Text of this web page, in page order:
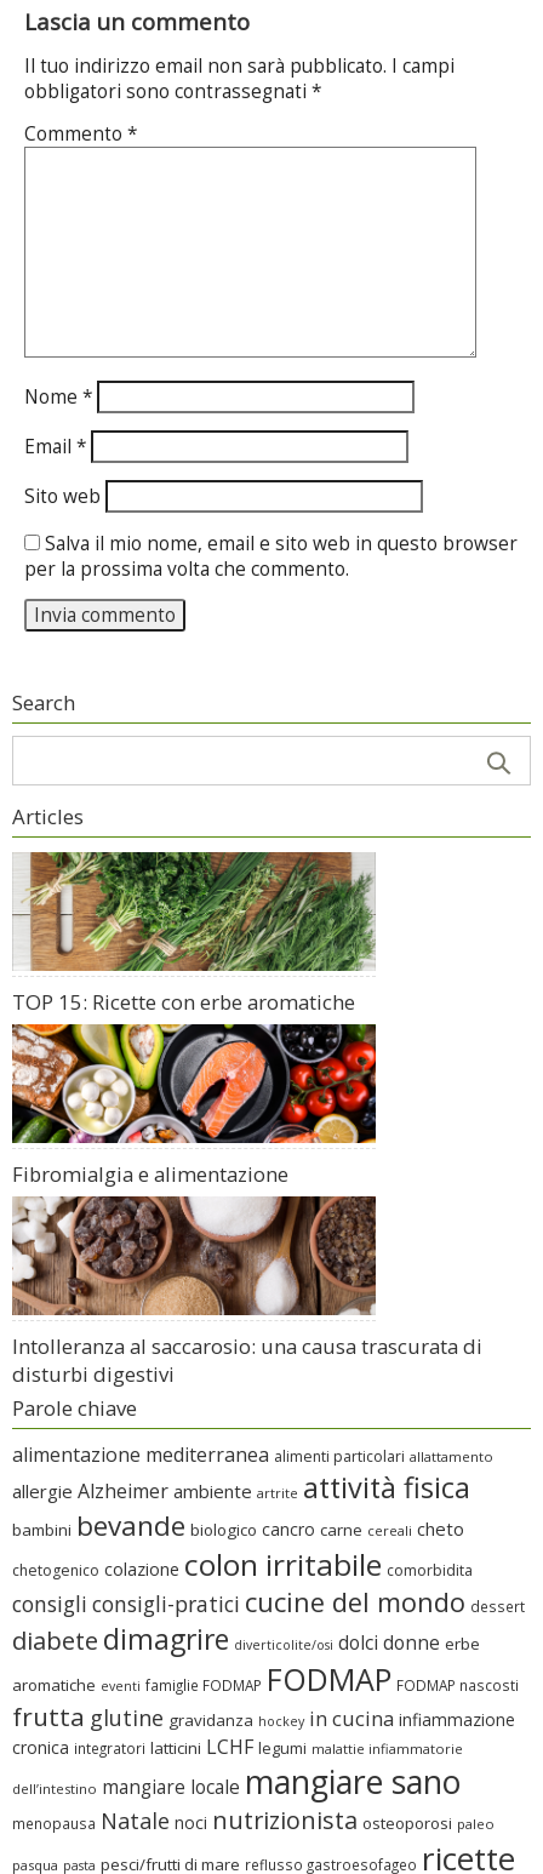
Lascia un commento
Il tuo indirizzo email non sarà pubblicato. I campi
obbligatori sono contrassegnati *
Commento *
Nome *
Email *
Sito web
Salva il mio nome, email e sito web in questo browser
per la prossima volta che commento.
Search
Articles
TOP 15: Ricette con erbe aromatiche
Fibromialgia e alimentazione
Intolleranza al saccarosio: una causa trascurata di
disturbi digestivi
Parole chiave
alimentazione mediterranea alimenti particolari allattamento
allergie Alzheimer ambiente artrite attività fisica
bambini bevande biologico cancro carne cereali cheto
chetogenico colazione colon irritabile comorbidita
consigli consigli-pratici cucine del mondo dessert
diabete dimagrire diverticolite/osi dolci donne erbe
aromatiche eventi famiglie FODMAP FODMAP FODMAP nascosti
frutta glutine gravidanza hockey in cucina infiammazione
cronica integratori latticini LCHF legumi malattie infiammatorie
dell’intestino mangiare locale mangiare sano
menopausa Natale noci nutrizionista osteoporosi paleo
pasqua pasta pesci/frutti di mare reflusso gastroesofageo ricette